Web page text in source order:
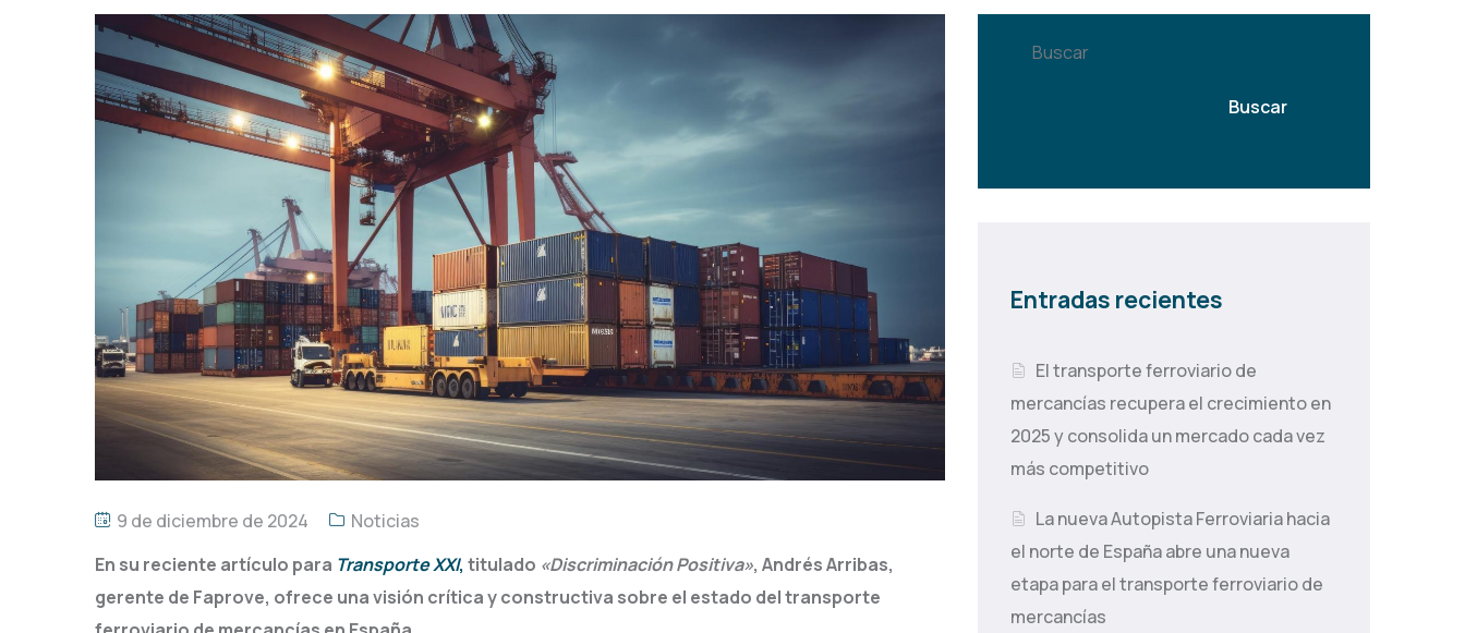
9 de diciembre de 2024
Noticias
En su reciente artículo para Transporte XXI, titulado «Discriminación Positiva», Andrés Arribas,
gerente de Faprove, ofrece una visión crítica y constructiva sobre el estado del transporte
Buscar
Buscar
Entradas recientes
El transporte ferroviario de
mercancías recupera el crecimiento en
2025 y consolida un mercado cada vez
más competitivo
La nueva Autopista Ferroviaria hacia
el norte de España abre una nueva
etapa para el transporte ferroviario de
mercancías